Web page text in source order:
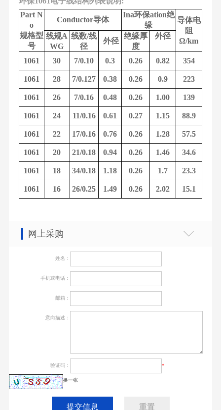
Part N
o
规格型
号
Conductor导体
Ina环保ation绝
缘
导体电
阻
Ω/km
线规A
WG
线数/线
径
外径
绝缘厚
度
外径
1061 30 7/0.10 0.3 0.26 0.82 354
1061 28 7/0.127 0.38 0.26 0.9 223
1061 26 7/0.16 0.48 0.26 1.00 139
1061 24 11/0.16 0.61 0.27 1.15 88.9
1061 22 17/0.16 0.76 0.26 1.28 57.5
1061 20 21/0.18 0.94 0.26 1.46 34.6
1061 18 34/0.18 1.18 0.26 1.7 23.3
1061 16 26/0.25 1.49 0.26 2.02 15.1
网上采购
姓名：
手机或电话：
邮箱：
意向描述：
验证码： *
换一张
提交信息 重置